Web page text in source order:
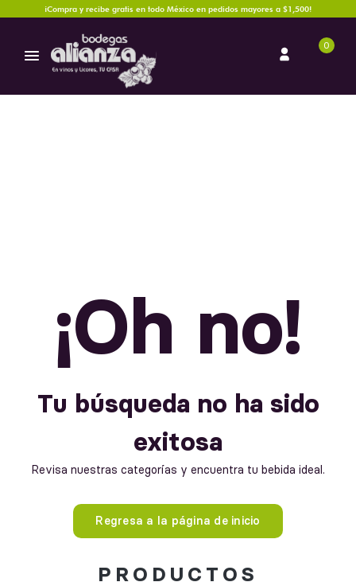
¡Compra y recibe gratis en todo México en pedidos mayores a $1,500!
0
¡Oh no!
Tu búsqueda no ha sido
exitosa
Revisa nuestras categorías y encuentra tu bebida ideal.
Regresa a la página de inicio
PRODUCTOS